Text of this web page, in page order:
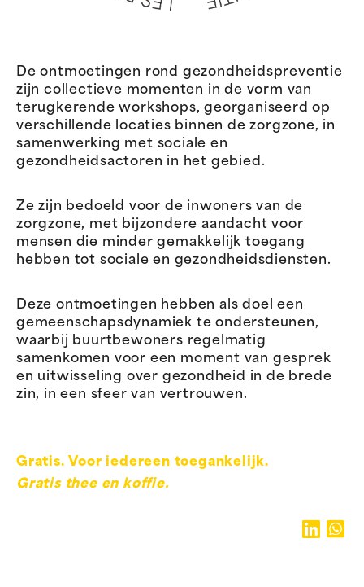
De ontmoetingen rond gezondheidspreventie
zijn collectieve momenten in de vorm van
terugkerende workshops, georganiseerd op
verschillende locaties binnen de zorgzone, in
samenwerking met sociale en
gezondheidsactoren in het gebied.
Ze zijn bedoeld voor de inwoners van de
zorgzone, met bijzondere aandacht voor
mensen die minder gemakkelijk toegang
hebben tot sociale en gezondheidsdiensten.
Deze ontmoetingen hebben als doel een
gemeenschapsdynamiek te ondersteunen,
waarbij buurtbewoners regelmatig
samenkomen voor een moment van gesprek
en uitwisseling over gezondheid in de brede
zin, in een sfeer van vertrouwen.
Gratis. Voor iedereen toegankelijk.
Gratis thee en koffie.